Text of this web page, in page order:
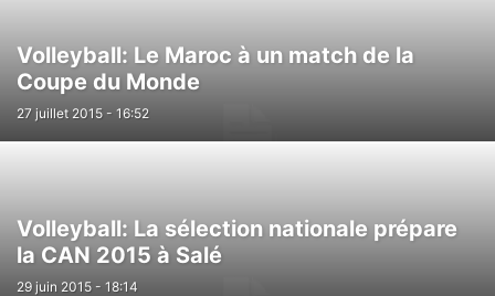
Volleyball: Le Maroc à un match de la
Coupe du Monde
27 juillet 2015 - 16:52
Volleyball: La sélection nationale prépare
la CAN 2015 à Salé
29 juin 2015 - 18:14